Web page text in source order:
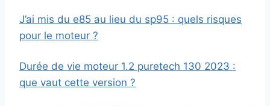
J’ai mis du e85 au lieu du sp95 : quels risques
pour le moteur ?
Durée de vie moteur 1.2 puretech 130 2023 :
que vaut cette version ?